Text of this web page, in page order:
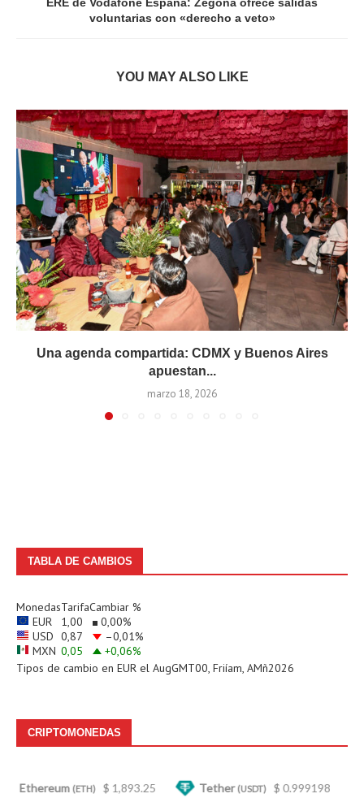
ERE de Vodafone España: Zegona ofrece salidas
voluntarias con «derecho a veto»
YOU MAY ALSO LIKE
Una agenda compartida: CDMX y Buenos Aires
apuestan...
marzo 18, 2026
TABLA DE CAMBIOS
MonedasTarifaCambiar %
EUR
1,00 0,00%
USD 0,87 –0,01%
MXN 0,05 +0,06%
Tipos de cambio en EUR el AugGMT00, Friíam, AMñ2026
CRIPTOMONEDAS
(ETH) $ 1,893.25 Tether(USDT) $ 0.999198 BNB